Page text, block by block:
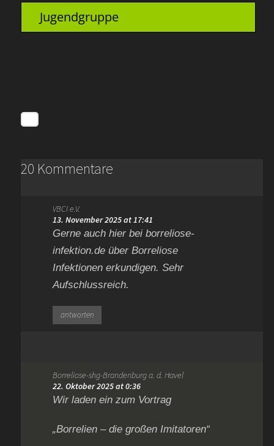
Jugendgruppe
20 Kommentare
VBCI e.V.
13. November 2025 at 17:41
Gerne auch hier bei borreliose-
infektion.de über Borreliose
Infektionen erkundigen. Sehr
Aufschlussreich.
antworten
Borreliose-shg-Brandenburg a. d. Havel
22. Oktober 2025 at 0:36
Wir laden ein zum Vortrag
„Borrelien – die großen Imitatoren“